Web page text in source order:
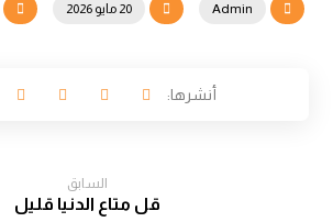
Admin 20 مايو 2026
السابق
قل متاع الدنيا قليل